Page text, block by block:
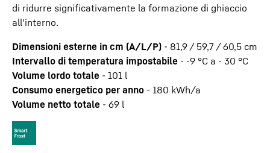
di ridurre significativamente la formazione di ghiaccio
all'interno.
Dimensioni esterne in cm (A/L/P) - 81,9 / 59,7 / 60,5 cm
Intervallo di temperatura impostabile - -9 °C a - 30 °C
Volume lordo totale - 101 l
Consumo energetico per anno - 180 kWh/a
Volume netto totale - 69 l